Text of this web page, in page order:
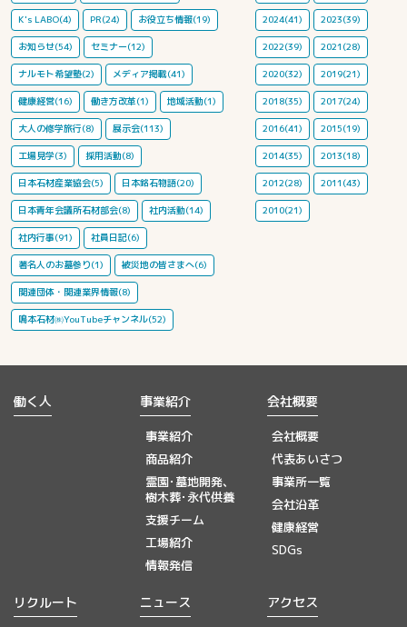
K's LABO(4) PR(24) お役立ち情報(19)
お知らせ(54) セミナー(12)
ナルモト希望塾(2) メディア掲載(41)
健康経営(16) 働き方改革(1) 地域活動(1)
大人の修学旅行(8) 展示会(113)
工場見学(3) 採用活動(8)
日本石材産業協会(5) 日本銘石物語(20)
日本青年会議所石材部会(8) 社内活動(14)
社内行事(91) 社員日記(6)
著名人のお墓参り(1) 被災地の皆さまへ(6)
関連団体・関連業界情報(8)
鳴本石材㈱YouTubeチャンネル(52)
2024(41) 2023(39)
2022(39) 2021(28)
2020(32) 2019(21)
2018(35) 2017(24)
2016(41) 2015(19)
2014(35) 2013(18)
2012(28) 2011(43)
2010(21)
働く人 事業紹介
事業紹介
商品紹介
霊園･墓地開発、
樹木葬･永代供養
支援チーム
工場紹介
情報発信
会社概要
会社概要
代表あいさつ
事業所一覧
会社沿革
健康経営
SDGs
リクルート ニュース アクセス